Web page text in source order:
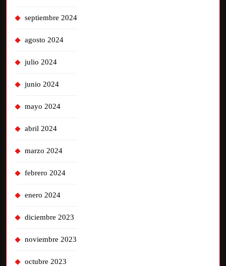
septiembre 2024
agosto 2024
julio 2024
junio 2024
mayo 2024
abril 2024
marzo 2024
febrero 2024
enero 2024
diciembre 2023
noviembre 2023
octubre 2023